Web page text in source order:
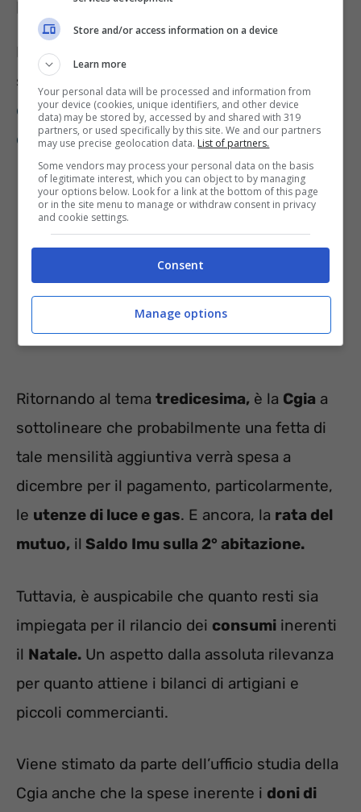
Imu
Diversi gli spunti rilevanti quando in generale
si parla della
del bonus 80 euro e ai supplenti brevi:
dettagli sul ricorso.
Ritornando al tema tredicesima, è la Cgia a
sottolineare che probabilmente una fetta di
tale mensilità aggiuntiva verrà spesa a
dicembre per il pagamento, particolarmente,
le utenze di luce e gas. E ancora, la rata del
mutuo, il Saldo Imu sulla 2° abitazione.
Tuttavia, è auspicabile che quanto resti sia
impiegata per il rilancio dei consumi inerenti
il Natale. Un aspetto dalla assoluta rilevanza
per quanto attiene i bilanci di artigiani e
piccoli commercianti.
Viene stimato da parte dell’ufficio studia della
Cgia anche che la spese inerente i doni di
Store and/or access information on a device
Learn more
Your personal data will be processed and information from
your device (cookies, unique identifiers, and other device
data) may be stored by, accessed by and shared with 319
partners, or used specifically by this site. We and our partners
may use precise geolocation data. List of partners.
Some vendors may process your personal data on the basis
of legitimate interest, which you can object to by managing
your options below. Look for a link at the bottom of this page
or in the site menu to manage or withdraw consent in privacy
and cookie settings.
Consent
Manage options